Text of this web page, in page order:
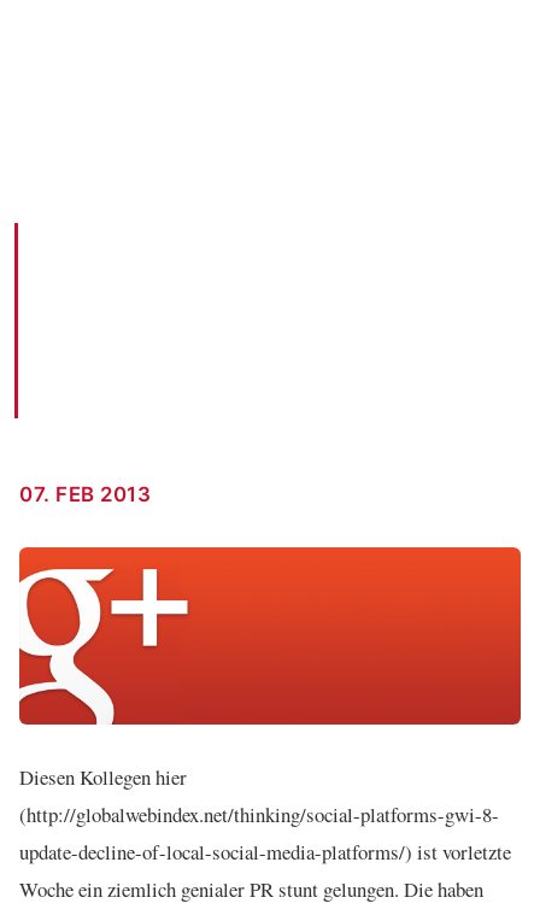
07. FEB 2013
Diesen Kollegen hier
(http://globalwebindex.net/thinking/social-platforms-gwi-8-
update-decline-of-local-social-media-platforms/) ist vorletzte
Woche ein ziemlich genialer PR stunt gelungen. Die haben